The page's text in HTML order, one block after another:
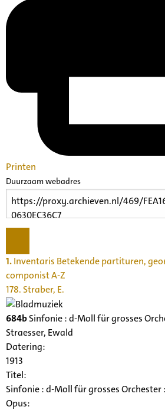
Printen
Duurzaam webadres
1.Inventaris Betekende partituren,
componist A-Z
178. Straber, E.
684bSinfonie : d-Moll für grosses
Straesser, Ewald
Datering:
1913
Titel:
Sinfonie : d-Moll für grosses Orchester
Opus: